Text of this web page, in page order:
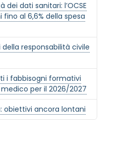
dei dati sanitari: l’OCSE
al 6,6% della spesa
responsabilità civile
i fabbisogni formativi
per il 2026/2027
obiettivi ancora lontani